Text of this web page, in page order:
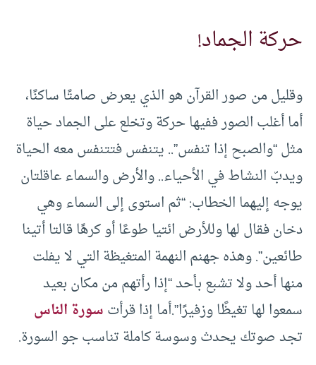
حركة الجماد!
وقليل من صور القرآن هو الذي يعرض صامتًا ساكنًا،
أما أغلب الصور ففيها حركة وتخلع على الجماد حياة
مثل “والصبح إذا تنفس”.. يتنفس فتتنفس معه الحياة
ويدبّ النشاط في الأحياء.. والأرض والسماء عاقلتان
يوجه إليهما الخطاب: “ثم استوى إلى السماء وهي
دخان فقال لها وللأرض ائتيا طوعًا أو كرهًا قالتا أتينا
طائعين”. وهذه جهنم النهمة المتغيظة التي لا يفلت
منها أحد ولا تشبع بأحد “إذا رأتهم من مكان بعيد
سمعوا لها تغيظًا وزفيرًا”.أما إذا قرأتسورة الناس
تجد صوتك يحدث وسوسة كاملة تناسب جو السورة.